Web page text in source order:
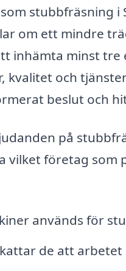
stubbfräsning i
om ett mindre
inhämta minst
kvalitet och
beslut och
på
vilket företag som
används för
de att arbetet